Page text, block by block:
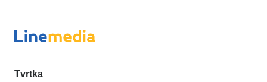
Tvrtka